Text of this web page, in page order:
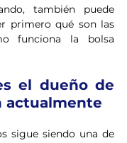
también puede
primero qué son las
funciona la bolsa
el dueño de
actualmente
sigue siendo una de